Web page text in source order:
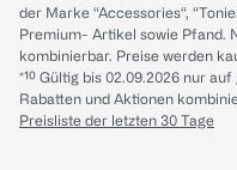
der Marke “Accessories“,
Premium- Artikel sowie Pfand.
kombinierbar. Preise werden
*¹⁰ Gültig bis 02.09.2026 nur
Rabatten und Aktionen
Preisliste der letzten 30 Tage